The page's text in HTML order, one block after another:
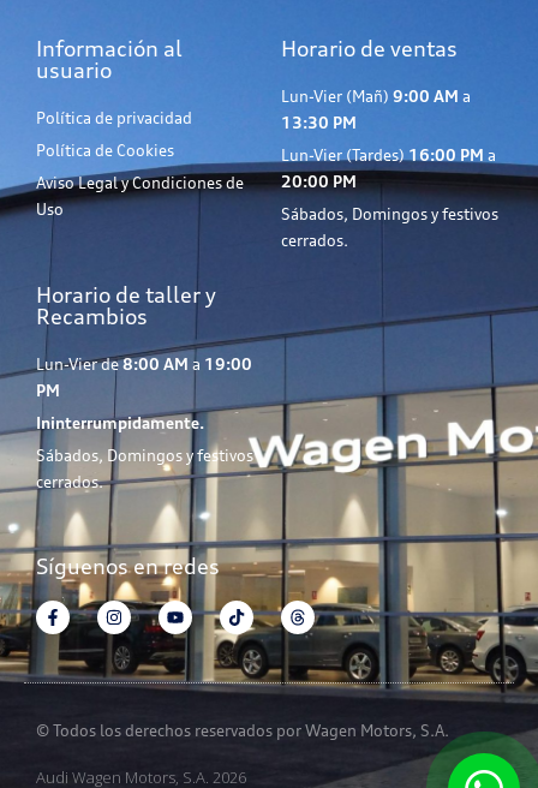
Información al
usuario
Política de privacidad
Política de Cookies
Aviso Legal y Condiciones de
Uso
Horario de ventas
Lun-Vier (Mañ) 9:00 AM a
13:30 PM
Lun-Vier (Tardes) 16:00 PM a
20:00 PM
Sábados, Domingos y festivos
cerrados.
Horario de taller y
Recambios
Lun-Vier de8:00 AM a 19:00
PM
Ininterrumpidamente.
Sábados, Domingos y festivos
cerrados.
Síguenos en redes
© Todos los derechos reservados por Wagen Motors, S.A.
Audi Wagen Motors, S.A. 2026